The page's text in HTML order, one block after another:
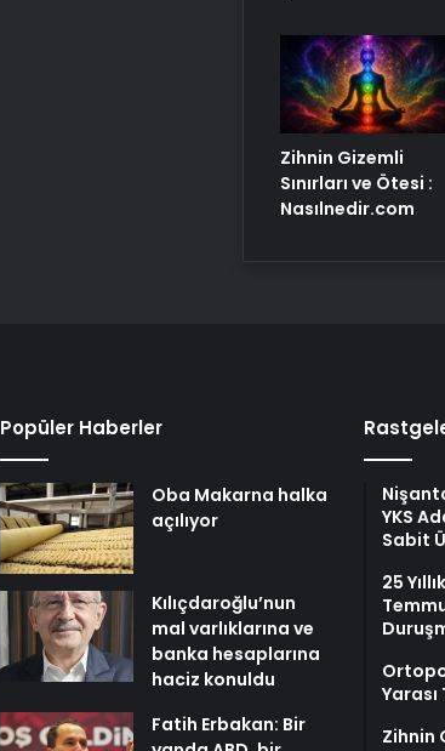
Zihnin Gizemli
Sınırları ve Ötesi :
Nasılnedir.com
Popüler Haberler
Oba Makarna halka
açılıyor
Kılıçdaroğlu’nun
mal varlıklarına ve
banka hesaplarına
haciz konuldu
Fatih Erbakan: Bir
YKS
Sabit
25
Zihnin